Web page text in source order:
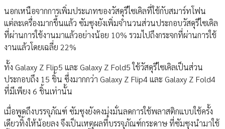
นอกเหนือจากการเพิ่มประเภทของวัสดุรีไซเคิลที่ใช้กับสมาร์ทโฟน
แต่ละเครื่องมากขึ้นแล้ว ซัมซุงยังเพิ่มจำนวนส่วนประกอบวัสดุรีไซเคิล
ที่ผ่านการใช้งานมาแล้วอย่างน้อย 10% รวมไปถึงกระจกที่ผ่านการใช้
งานแล้วโดยเฉลี่ย 22%
ทั้ง Galaxy Z Flip5 และ Galaxy Z Fold5 ใช้วัสดุรีไซเคิลเป็นส่วน
ประกอบถึง 15 ชิ้น ซึ่งมากกว่า Galaxy Z Flip4 และ Galaxy Z Fold4
ที่มีเพียง 6 ชิ้นเท่านั้น
เมื่อพูดถึงบรรจุภัณฑ์ ซัมซุงยังคงมุ่งมั่นลดการใช้พลาสติกแบบใช้ครั้ง
เดียวทิ้งให้น้อยลง จึงเป็นเหตุผลที่บรรจุภัณฑ์กระดาษ ที่ซัมซุงนำมาใช้